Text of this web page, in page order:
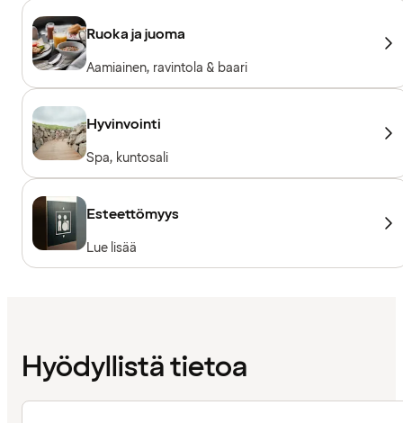
Ruoka ja juoma
Aamiainen, ravintola & baari
Hyvinvointi
Spa, kuntosali
Esteettömyys
Lue lisää
Hyödyllistä tietoa